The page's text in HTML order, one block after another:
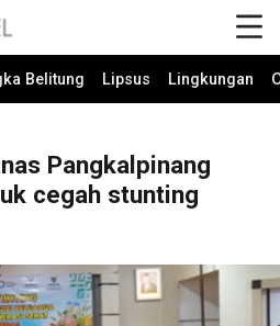
Belitung Lipsus Lingkungan
Pangkalpinang
cegah stunting